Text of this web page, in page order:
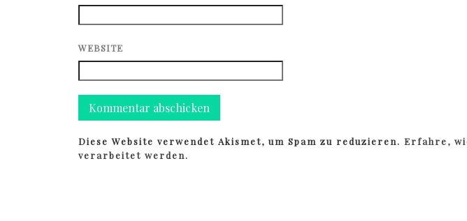
WEBSITE
Diese Website verwendet Akismet, um Spam zu reduzieren.Erfahre,
verarbeitet werden.